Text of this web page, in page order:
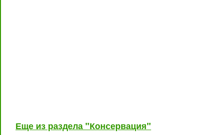
Еще из раздела "Консервация"